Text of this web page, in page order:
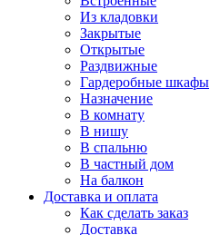
Из кладовки
Закрытые
Открытые
Раздвижные
Гардеробные шкафы
Назначение
В комнату
В нишу
В спальню
В частный дом
На балкон
Доставка и оплата
Как сделать заказ
Доставка